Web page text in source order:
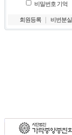
비밀번호 기억
회원등록 비번분실